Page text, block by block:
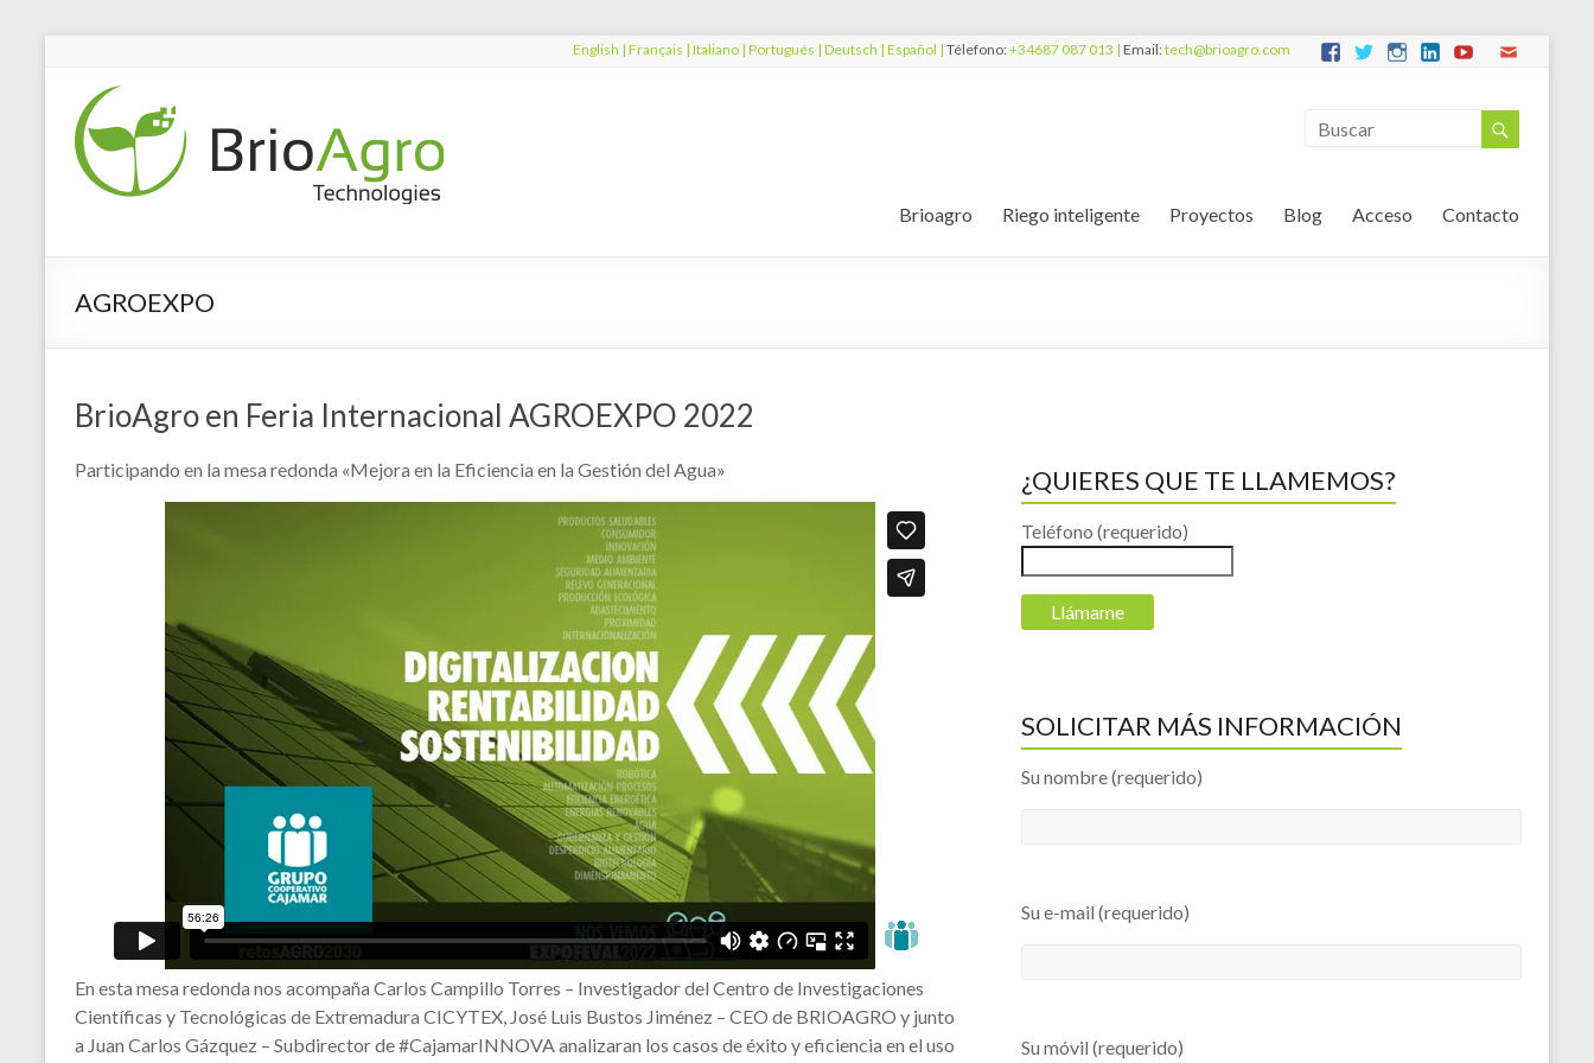
English | Français | Italiano | Portugués | Deutsch | Español | Télefono:+34687 087 013 | Email:tech@brioagro.com
Brioagro Riego inteligente Proyectos Blog Acceso Contacto
AGROEXPO
BrioAgro en Feria Internacional AGROEXPO 2022
Participando en la mesa redonda «Mejora en la Eficiencia en la Gestión del Agua»
En esta mesa redonda nos acompaña Carlos Campillo Torres – Investigador del Centro de Investigaciones
Científicas y Tecnológicas de Extremadura CICYTEX, José Luis Bustos Jiménez – CEO de BRIOAGRO y junto
a Juan Carlos Gázquez – Subdirector de #CajamarINNOVA analizaran los casos de éxito y eficiencia en el uso
¿QUIERES QUE TE LLAMEMOS?
Teléfono (requerido)
SOLICITAR MÁS INFORMACIÓN
Su nombre (requerido)
Su e-mail (requerido)
Su móvil (requerido)